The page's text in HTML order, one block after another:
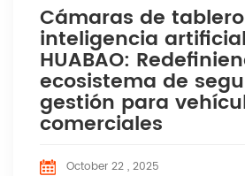
Cámaras de
inteligencia
HUABAO:
ecosistema de
gestión para
comerciales
October 22 , 2025